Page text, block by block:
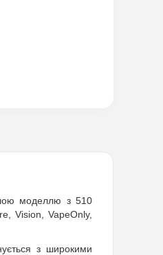
моделлю з 510
Vision, VapeOnly,
з широкими